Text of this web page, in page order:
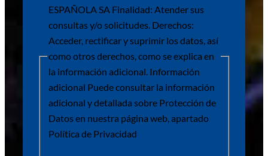
ESPAÑOLA SA Finalidad: Atender sus
consultas y/o solicitudes. Derechos:
Acceder, rectificar y suprimir los datos, así
como otros derechos, como se explica en
la información adicional. Información
adicional Puede consultar la información
adicional y detallada sobre Protección de
Datos en nuestra página web, apartado
Política de Privacidad